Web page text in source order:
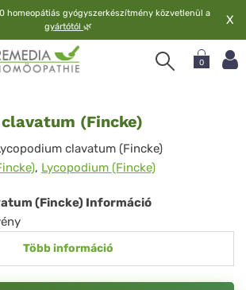
homeopátiás gyógyszerkészítmény közvetlenül a
gyártótól 🌿 X
0
(Fincke)
clavatum (Fincke)
, Lycopodium (Fincke)
(Fincke) Információ
Több információ